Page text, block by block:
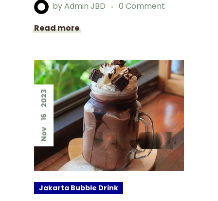
byAdmin JBD
0 Comment
Read more
Nov
16
2023
Jakarta Bubble Drink